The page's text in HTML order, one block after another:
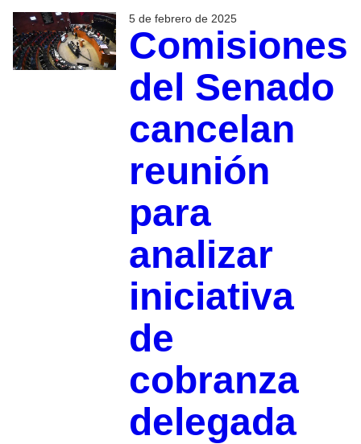
5 de febrero de 2025
Comisiones
del Senado
cancelan
reunión
para
analizar
iniciativa
de
cobranza
delegada